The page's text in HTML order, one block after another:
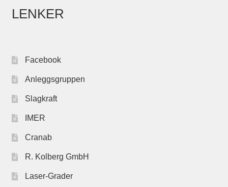
LENKER
Facebook
Anleggsgruppen
Slagkraft
IMER
Cranab
R. Kolberg GmbH
Laser-Grader